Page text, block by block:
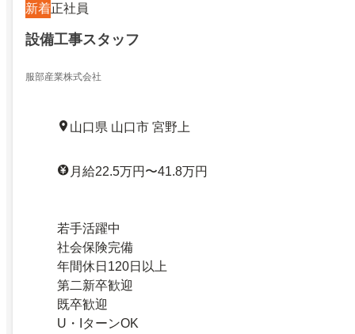
新着正社員
設備工事スタッフ
服部産業株式会社
山口県 山口市 宮野上
月給22.5万円〜41.8万円
若手活躍中
社会保険完備
年間休日120日以上
第二新卒歓迎
既卒歓迎
U・IターンOK